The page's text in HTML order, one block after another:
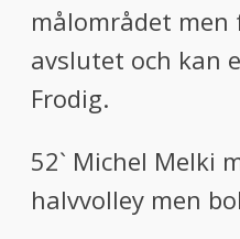
målområdet
avslutet och kan
Frodig.
52` Michel Melki
halvvolley men